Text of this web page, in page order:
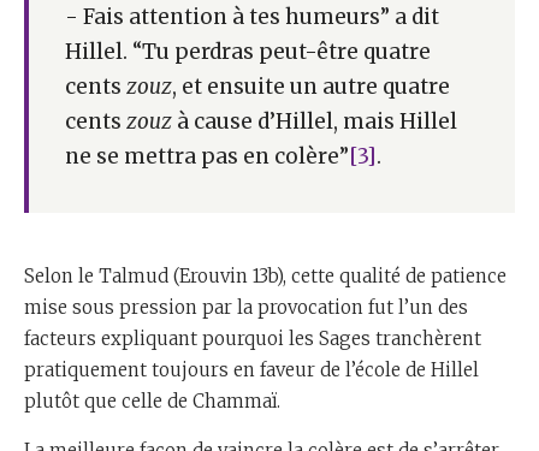
- Fais attention à tes humeurs” a dit
Hillel. “Tu perdras peut-être quatre
cents zouz, et ensuite un autre quatre
cents zouz à cause d’Hillel, mais Hillel
ne se mettra pas en colère”[3].
Selon le Talmud (Erouvin 13b), cette qualité de patience
mise sous pression par la provocation fut l’un des
facteurs expliquant pourquoi les Sages tranchèrent
pratiquement toujours en faveur de l’école de Hillel
plutôt que celle de Chammaï.